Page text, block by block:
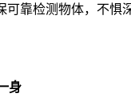
可靠检测物体，不惧
身